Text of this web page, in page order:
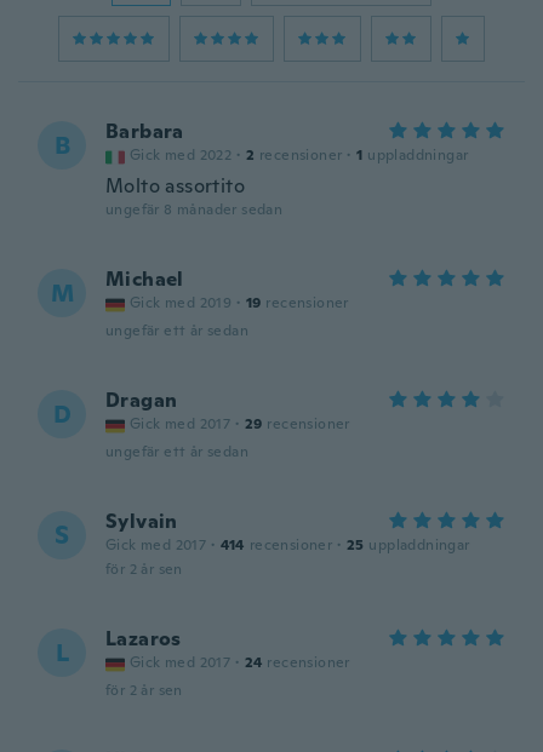
B Barbara
Gick med 2022 · 2 recensioner · 1 uppladdningar
Molto assortito
ungefär 8 månader sedan
M Michael
Gick med 2019 · 19 recensioner
ungefär ett år sedan
D Dragan
Gick med 2017 · 29 recensioner
ungefär ett år sedan
S Sylvain
Gick med 2017 · 414 recensioner · 25 uppladdningar
för 2 år sen
L Lazaros
Gick med 2017 · 24 recensioner
för 2 år sen